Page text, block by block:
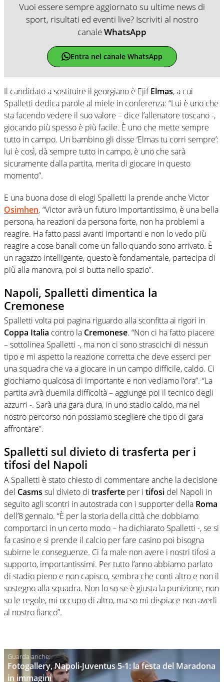
Vuoi essere sempre aggiornato su ultime news di
sport, risultati ed eventi live? Iscriviti al nostro
canaleWhatsApp
Entra nel canale WhatsApp
Il candidato a sostituire il georgiano è EjifElmas, a cui
Spalletti dedica parole al miele in conferenza: “Lui è uno che
sta facendo vedere il suo valore – dice l’allenatore toscano -,
giocando più spesso è più facile. È uno che mette sempre
tutto in campo. Un bambino gli disse ‘Elmas tu corri sempre’:
lui è così, dà sempre tutto in campo, è uno che sarà
sicuramente dalla partita, merita di giocare in questo
momento”.
E una buona dose di elogi Spalletti la prende anche Victor
Osimhen. “Victor avrà un futuro importantissimo, è una bella
persona, ha reazioni da persona forte, non ha problemi a
reagire. Ha fatto passi avanti importanti e non lo vedo più
reagire a cose banali come un fallo quando sono arrivato. È
un ragazzo intelligente, questo è fondamentale, partecipa di
più alla manovra, poi si butta nello spazio”.
Napoli, Spalletti dimentica la
Cremonese
Spalletti volta poi pagina riguardo alla sconfitta ai rigori in
Coppa Italia contro la Cremonese. “Non ci ha fatto piacere
– sottolinea Spalletti -, ma non ci sono strascichi di nessun
tipo e mi aspetto la reazione corretta che deve esserci per
una squadra che va a giocare in un campo difficile, caldo. Ci
giochiamo qualcosa di importante e non vediamo l’ora”. “La
partita avrà duemila difficoltà – aggiunge poi il tecnico degli
azzurri -. Sarà una gara dura, in uno stadio caldo, ma nel
nostro percorso non possiamo scegliere che tipo di gara
affrontare”.
Spalletti sul divieto di trasferta per i
tifosi del Napoli
A Spalletti è stato chiesto di commentare anche la decisione
del Casms sul divieto di trasferte per i tifosi del Napoli in
seguito agli scontri in autostrada con i supporter della Roma
dell’8 gennaio. “È per la storia della città che dobbiamo
comportarci in un certo modo – ha dichiarato Spalletti -, se si
fa casino e si prende il calcio per fare casino poi bisogna
subirne le conseguenze. Ci fa male non avere i nostri tifosi a
supporto, importantissimi. Per tutto l’anno abbiamo parlato
di stadio pieno e non capisco, sembra che conti altro e non il
sostegno alla squadra. Non lo so se è giusta la punizione, non
so le regole, mi occupo di altro, ma so mi dispiace non averli
al nostro fianco”.
Fotogallery, Napoli-Juventus 5-1: la festa del Maradona
in immagini